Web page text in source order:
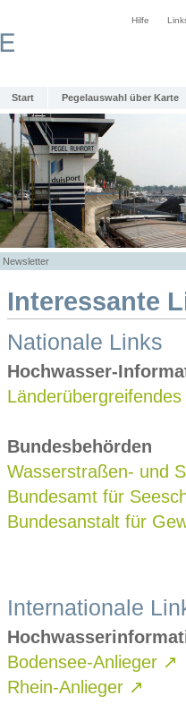
Hilfe
Start Pegelauswahl über Karte
Newsletter
Interessante
Nationale Links
Hochwasser-
Bundesbehörden
Wasserstraßen- und
Bundesamt für
Bundesanstalt für
Internationale
Bodensee-Anlieger ↗
Rhein-Anlieger ↗